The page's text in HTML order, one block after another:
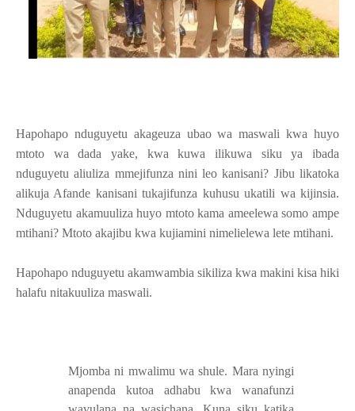
Hapohapo nduguyetu akageuza ubao wa maswali kwa huyo
mtoto wa dada yake, kwa kuwa ilikuwa siku ya ibada
nduguyetu aliuliza mmejifunza nini leo kanisani? Jibu likatoka
alikuja Afande kanisani tukajifunza kuhusu ukatili wa kijinsia.
Nduguyetu akamuuliza huyo mtoto kama ameelewa somo ampe
mtihani? Mtoto akajibu kwa kujiamini nimelielewa lete mtihani.
Hapohapo nduguyetu akamwambia sikiliza kwa makini kisa hiki
halafu nitakuuliza maswali.
Mjomba ni mwalimu wa shule. Mara nyingi
anapenda kutoa adhabu kwa wanafunzi